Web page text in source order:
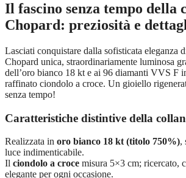
Il fascino senza tempo della
Chopard: preziosità e
Lasciati conquistare dalla sofisticata eleganza
Chopard unica, straordinariamente luminosa
dell’oro bianco 18 kt e ai 96 diamanti VVS F
raffinato ciondolo a croce. Un gioiello
senza tempo!
Caratteristiche distintive della
Realizzata in oro bianco 18 kt (titolo 750%),
luce indimenticabile.
Il ciondolo a croce misura 5×3 cm; ricercato,
elegante per ogni occasione.